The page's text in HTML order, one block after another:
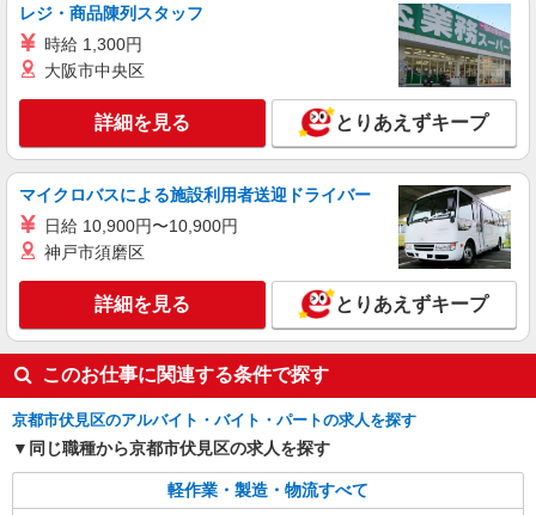
レジ・商品陳列スタッフ
時給 1,300円
大阪市中央区
詳細を見る とりあえずキープ
マイクロバスによる施設利用者送迎ドライバー
日給 10,900円〜10,900円
神戸市須磨区
詳細を見る とりあえずキープ
このお仕事に関連する条件で探す
京都市伏見区のアルバイト・バイト・パートの求人を探す
同じ職種から京都市伏見区の求人を探す
軽作業・製造・物流すべて